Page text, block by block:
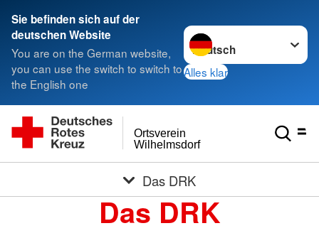
Sie befinden sich auf der
deutschen Website
You are on the German website,
you can use the switch to switch to
the English one
Sprache wechseln zu
Alles klar
Wilhelmsdorf
Ortsverein
Das DRK
Das DRK